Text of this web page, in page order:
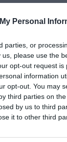
Personal
parties, or
please use the
opt-out request is
information
opt-out. You may
third parties on the
by us to third
it to other third